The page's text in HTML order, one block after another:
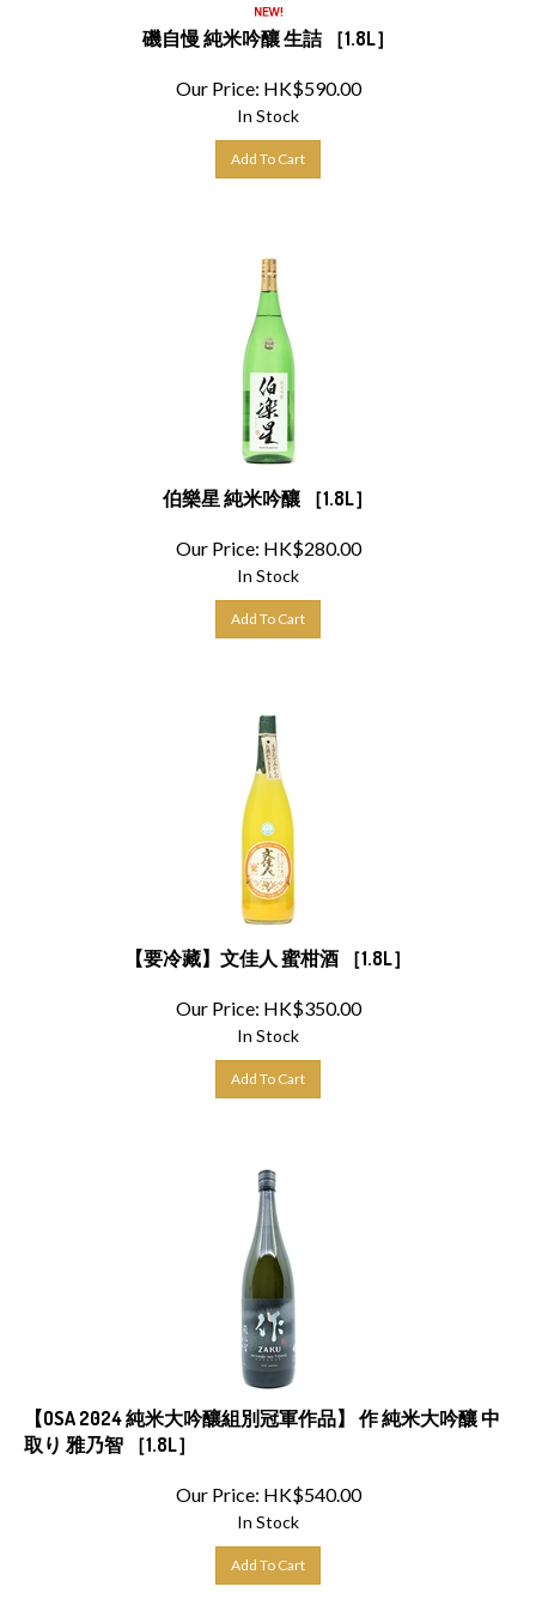
磯自慢 純米吟釀 生詰 ［1.8L］
Our Price: HK$590.00
In Stock
伯樂星 純米吟釀 ［1.8L］
Our Price: HK$280.00
In Stock
【要冷藏】文佳人 蜜柑酒 ［1.8L］
Our Price: HK$ 350.00
In Stock
【OSA 2024 純米大吟釀組別冠軍作品】 作 純米大吟釀 中
取り 雅乃智 ［1.8L］
Our Price: HK$540.00
In Stock